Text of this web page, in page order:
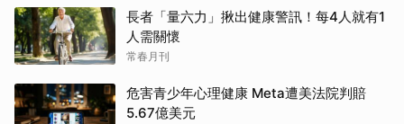
長者「量六力」揪出健康警訊！每4人就有1
人需關懷
常春月刊
危害青少年心理健康 Meta遭美法院判賠
5.67億美元